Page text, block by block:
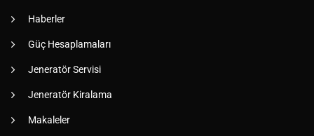
Haberler
Güç Hesaplamaları
Jeneratör Servisi
Jeneratör Kiralama
Makaleler